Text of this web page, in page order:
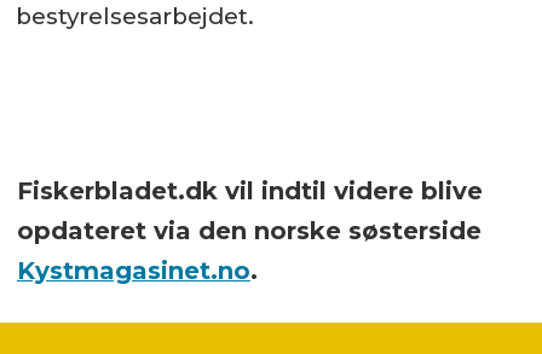
bestyrelsesarbejdet.
Fiskerbladet.dk vil indtil videre blive
opdateret via den norske søsterside
Kystmagasinet.no.